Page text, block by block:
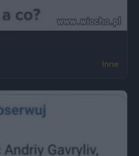
Inne